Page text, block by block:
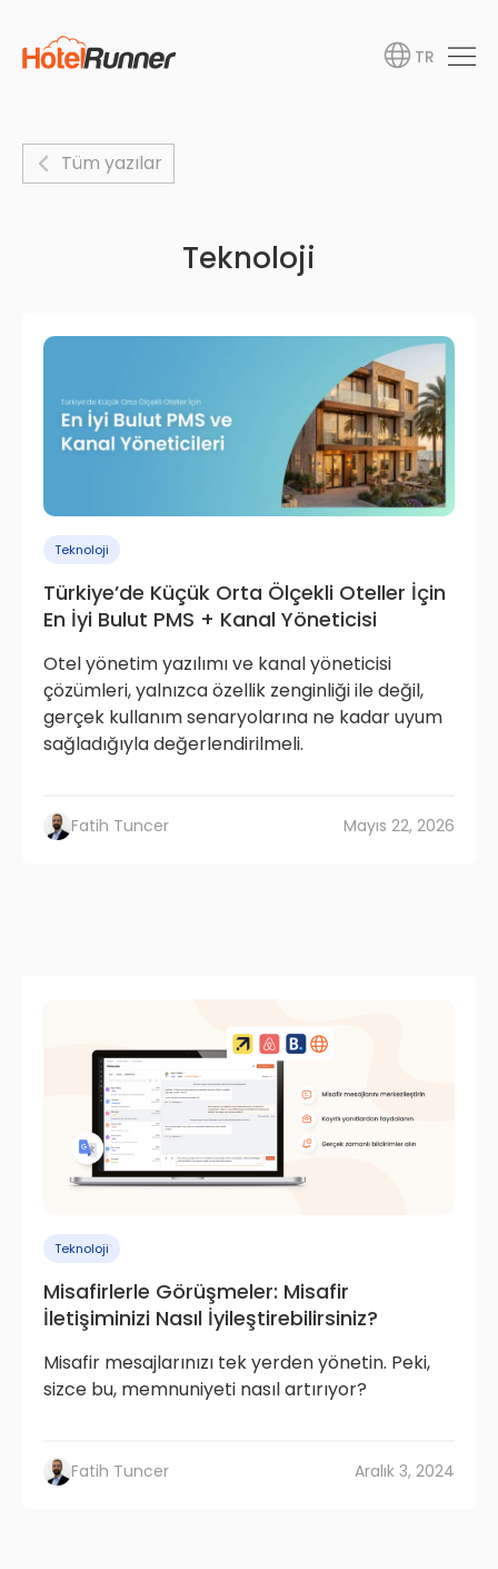
TR
Tüm yazılar
Teknoloji
Teknoloji
Türkiye’de Küçük Orta Ölçekli Oteller İçin
En İyi Bulut PMS + Kanal Yöneticisi
Otel yönetim yazılımı ve kanal yöneticisi
çözümleri, yalnızca özellik zenginliği ile değil,
gerçek kullanım senaryolarına ne kadar uyum
sağladığıyla değerlendirilmeli.
Fatih Tuncer Mayıs 22, 2026
Teknoloji
Misafirlerle Görüşmeler: Misafir
İletişiminizi Nasıl İyileştirebilirsiniz?
Misafir mesajlarınızı tek yerden yönetin. Peki,
sizce bu, memnuniyeti nasıl artırıyor?
Fatih Tuncer Aralık 3, 2024